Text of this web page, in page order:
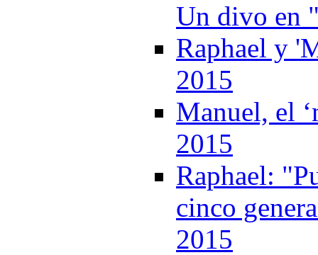
Un divo en
Raphael y
2015
Manuel, el
2015
Raphael:
cinco
2015